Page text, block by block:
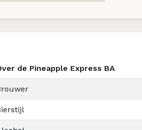
de Pineapple Express BA